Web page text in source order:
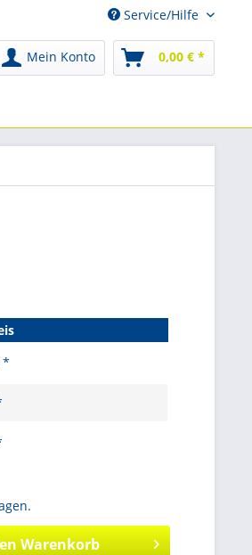
Service/Hilfe
Mein Konto 0,00 € *
*
Warenkorb